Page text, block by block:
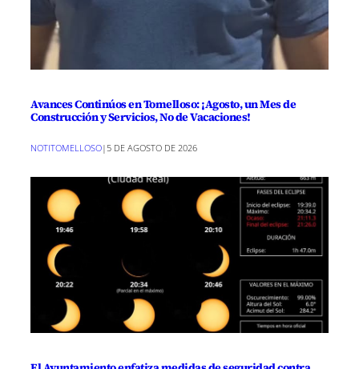
Avances Continúos en Tomelloso: ¡Agosto, un Mes de
Construcción y Servicios, No de Vacaciones!
NOTITOMELLOSO| 5 DE AGOSTO DE 2026